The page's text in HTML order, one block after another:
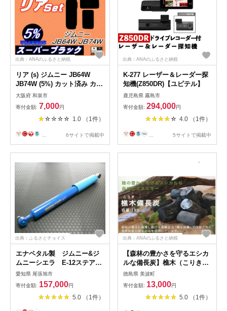
出典：ANAのふるさと納税
リア (s) ジムニー JB64W
JB74W (5%) カット済み カー
フィルム
大阪府 和泉市
寄付金額: 7,000円
1.0 （1件）
6サイトで掲載中
出典：ANAのふるさと納税
K-277 レーザー＆レーダー探
知機(Z850DR)【ユピテル】
鹿児島県 霧島市
寄付金額: 294,000円
4.0 （1件）
5サイトで掲載中
出典：ふるさとチョイス
エナペタル製 ジムニー&ジ
ムニーシエラ E-12ステアリ
ングダンパー【1416615】
愛知県 尾張旭市
寄付金額: 157,000円
5.0 （1件）
出典：ANAのふるさと納税
【森林の豊かさを守るエシカ
ルな備長炭】樵木（こりき）
備長炭1kg
徳島県 美波町
寄付金額: 13,000円
5.0 （1件）